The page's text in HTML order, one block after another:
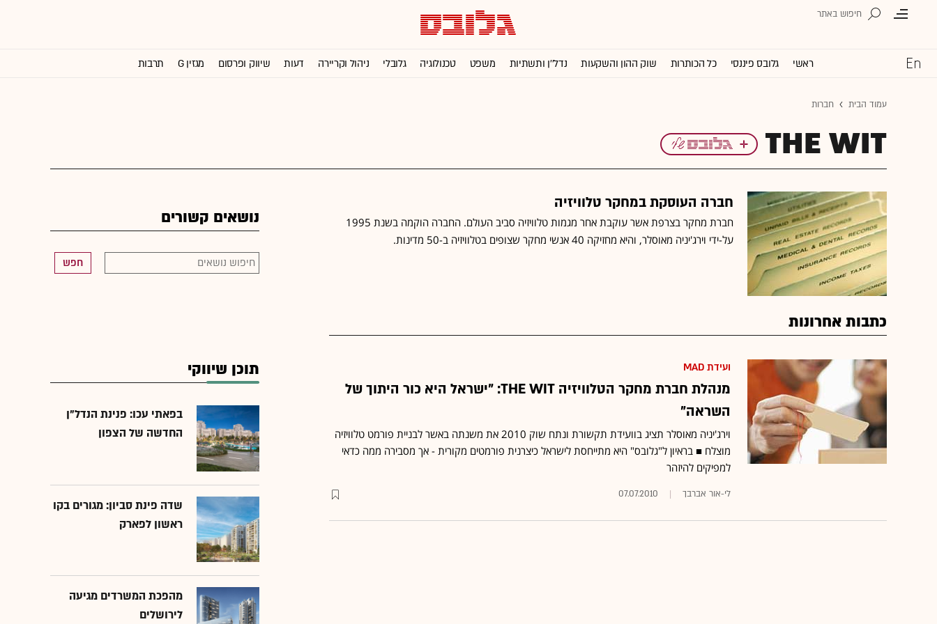
ראשי גלובס פיננסי כל הכותרות שוק ההון והשקעות נדל''ן ותשתיות משפט טכנולוגיה גלובלי ניהול וקריירה דעות שיווק ופרסום מגזין G תרבות
עמוד הבית חברות
THE WIT
חברה העוסקת במחקר טלוויזיה
חברת מחקר בצרפת אשר עוקבת אחר מגמות טלוויזיה סביב העולם. החברה הוקמה בשנת 1995
על-ידי וירג'יניה מאוסלר, והיא מחזיקה 40 אנשי מחקר שצופים בטלוויזיה ב-50 מדינות.
כתבות אחרונות
ועידת MAD
מנהלת חברת מחקר הטלוויזיה THE WIT: "ישראל היא כור היתוך של
השראה"
וירג'יניה מאוסלר תציג בוועידת תקשורת ונתח שוק 2010 את משנתה באשר לבניית פורמט טלוויזיה
מוצלח ■ בראיון ל"גלובס" היא מתייחסת לישראל כיצרנית פורמטים מקורית - אך מסבירה ממה כדאי
למפיקים להיזהר
לי-אור אברבך 07.07.2010
נושאים קשורים
חפש
תוכן שיווקי
בפאתי עכו: פנינת הנדל"ן
החדשה של הצפון
שדה פינת סביון: מגורים בקו
ראשון לפארק
מהפכת המשרדים מגיעה
לירושלים